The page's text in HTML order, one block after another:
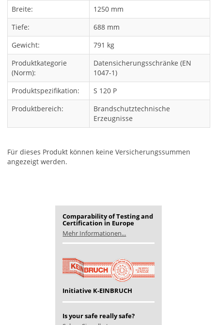
Breite:
1250 mm
Tiefe:
688 mm
Gewicht:
791 kg
Produktkategorie
(Norm):
Datensicherungsschränke (EN
1047-1)
Produktspezifikation:
S 120 P
Produktbereich:
Brandschutztechnische
Erzeugnisse
Für dieses Produkt können keine Versicherungssummen
angezeigt werden.
Comparability of Testing and
Certification in Europe
Mehr Informationen...
Initiative K-EINBRUCH
Is your safe really safe?